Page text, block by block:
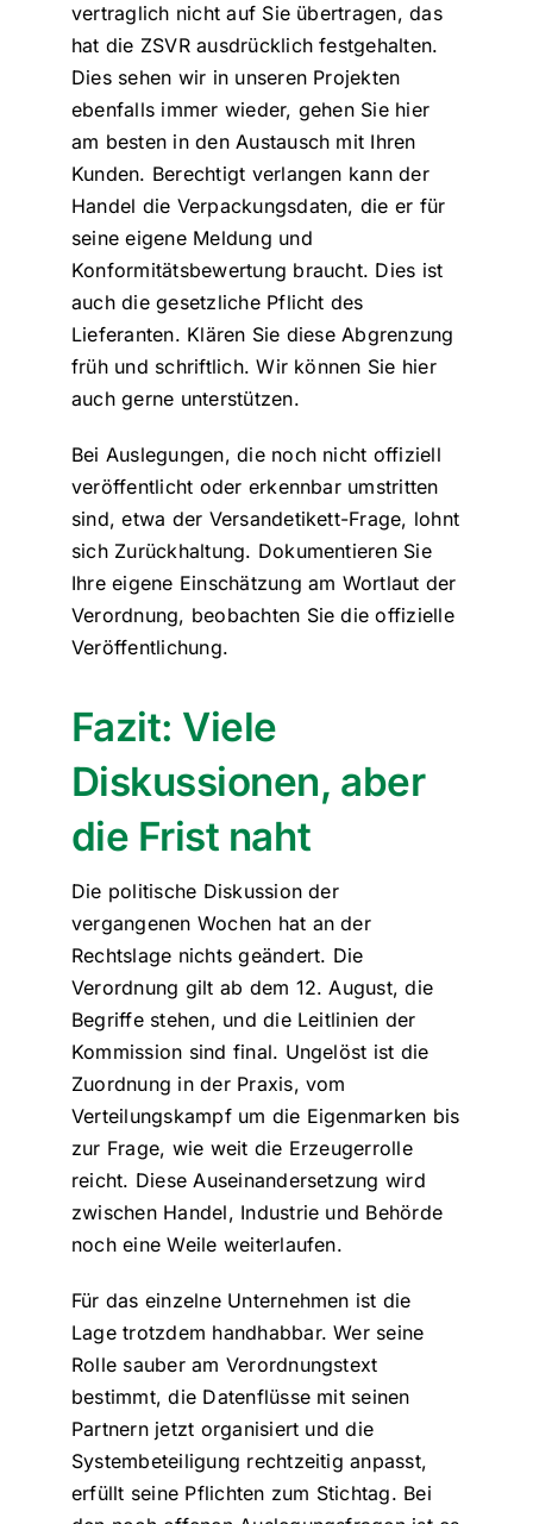
vertraglich nicht auf Sie übertragen, das
hat die ZSVR ausdrücklich festgehalten.
Dies sehen wir in unseren Projekten
ebenfalls immer wieder, gehen Sie hier
am besten in den Austausch mit Ihren
Kunden. Berechtigt verlangen kann der
Handel die Verpackungsdaten, die er für
seine eigene Meldung und
Konformitätsbewertung braucht. Dies ist
auch die gesetzliche Pflicht des
Lieferanten. Klären Sie diese Abgrenzung
früh und schriftlich. Wir können Sie hier
auch gerne unterstützen.
Bei Auslegungen, die noch nicht offiziell
veröffentlicht oder erkennbar umstritten
sind, etwa der Versandetikett-Frage, lohnt
sich Zurückhaltung. Dokumentieren Sie
Ihre eigene Einschätzung am Wortlaut der
Verordnung, beobachten Sie die offizielle
Veröffentlichung.
Fazit: Viele
Diskussionen, aber
die Frist naht
Die politische Diskussion der
vergangenen Wochen hat an der
Rechtslage nichts geändert. Die
Verordnung gilt ab dem 12. August, die
Begriffe stehen, und die Leitlinien der
Kommission sind final. Ungelöst ist die
Zuordnung in der Praxis, vom
Verteilungskampf um die Eigenmarken bis
zur Frage, wie weit die Erzeugerrolle
reicht. Diese Auseinandersetzung wird
zwischen Handel, Industrie und Behörde
noch eine Weile weiterlaufen.
Für das einzelne Unternehmen ist die
Lage trotzdem handhabbar. Wer seine
Rolle sauber am Verordnungstext
bestimmt, die Datenflüsse mit seinen
Partnern jetzt organisiert und die
Systembeteiligung rechtzeitig anpasst,
erfüllt seine Pflichten zum Stichtag. Bei